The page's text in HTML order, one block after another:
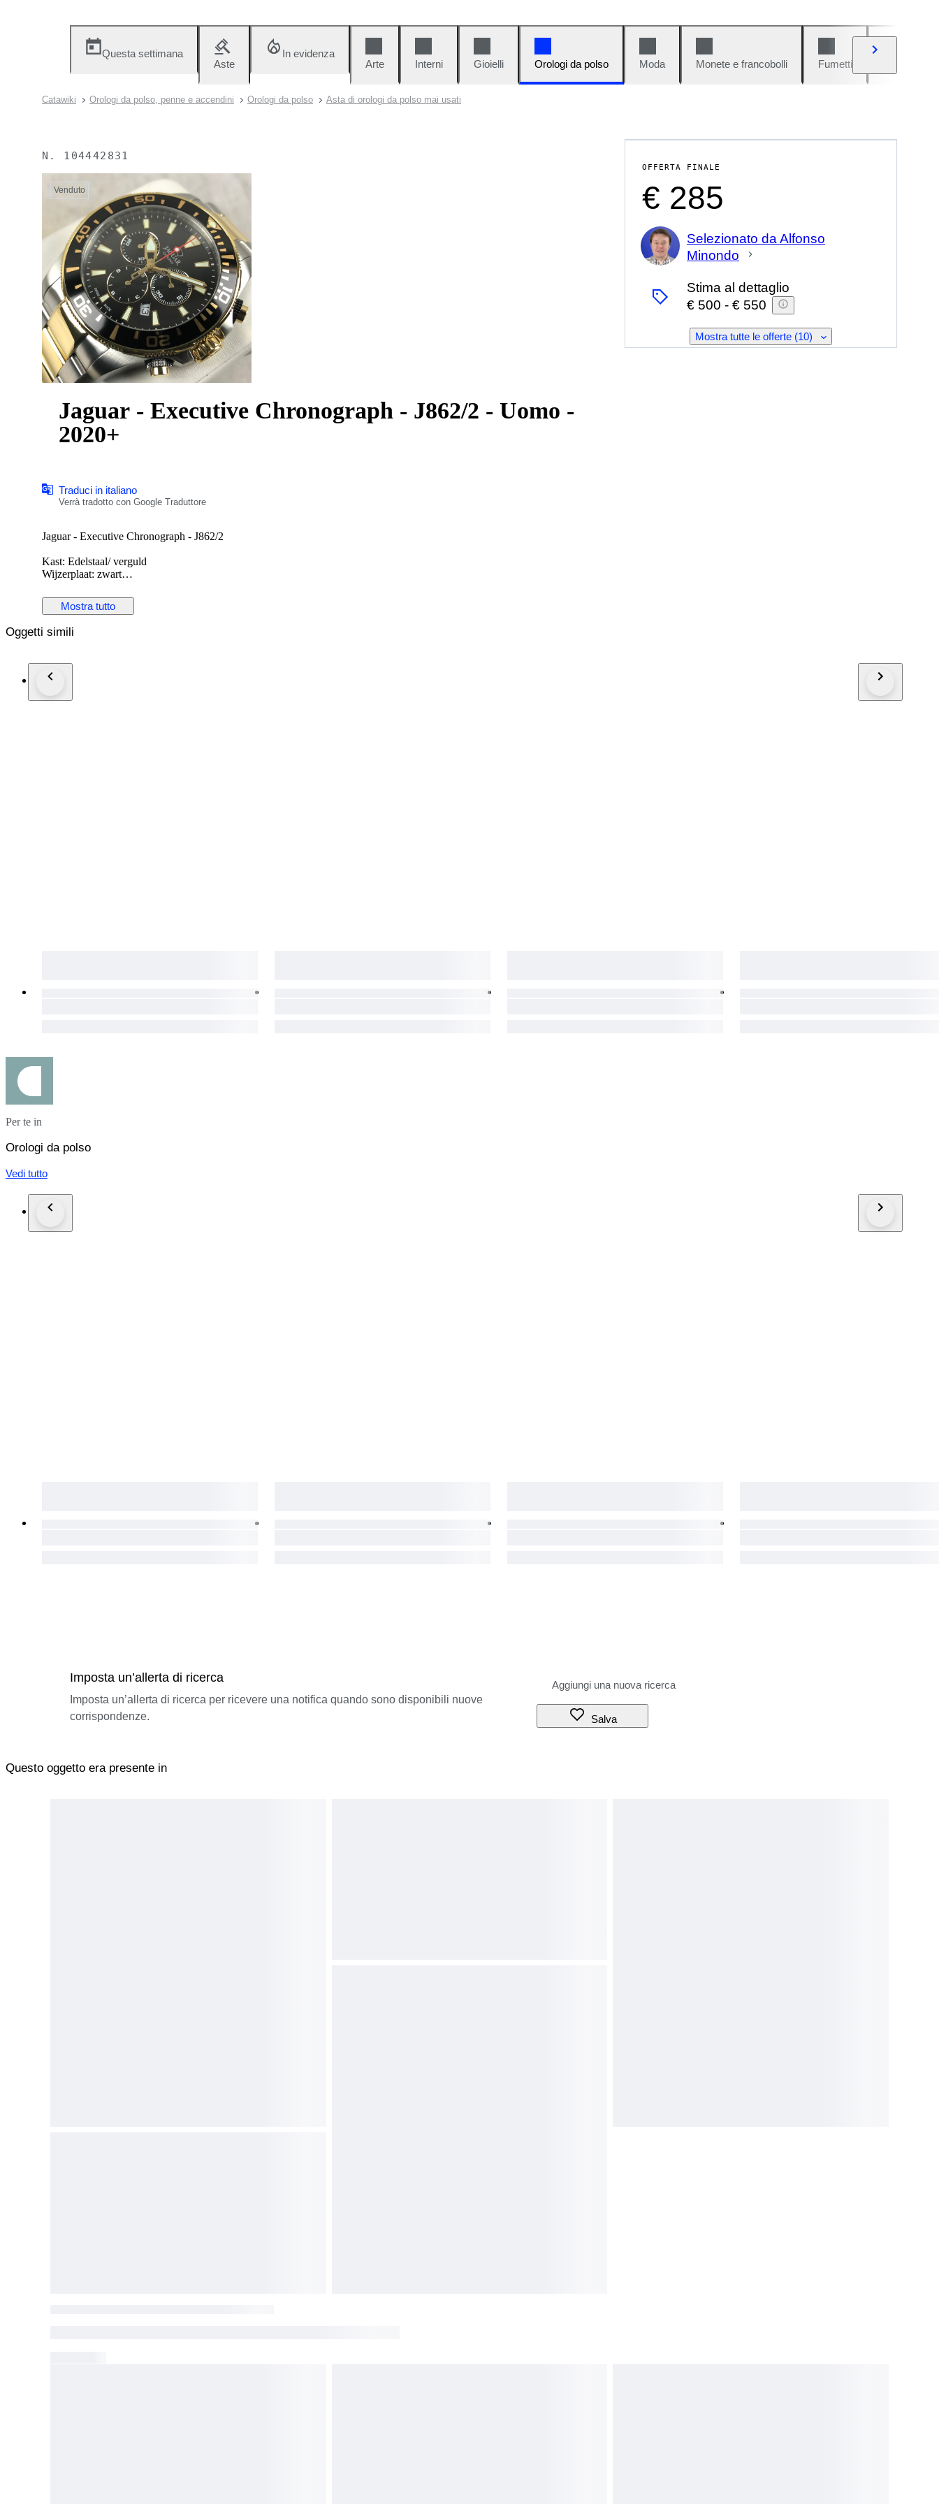
Questa settimana
Aste
In evidenza
Arte
Interni Gioielli Orologi da polso Moda Monete e francobolli Fumetti
Catawiki Orologi da polso, penne e accendini Orologi da polso Asta di orologi da polso mai usati
N. 104442831
Venduto
Jaguar - Executive Chronograph - J862/2 - Uomo -
2020+
Traduci in italiano
Verrà tradotto con Google Traduttore
Jaguar - Executive Chronograph - J862/2
Kast: Edelstaal/ verguld
Wijzerplaat: zwart
Diameter: 43,5 mm zonder kroon
Glas: sapphire crystal
Wristsize: 21 cm
Garantie: 1 jaar "de Horlogemeesters"
Mostra tutto
OFFERTA FINALE
€ 285
Esperto
Selezionato da Alfonso
Minondo
Stima al dettaglio
€ 500 - € 550
Mostra tutte le offerte (10)
Oggetti simili
Per te in
Orologi da polso
Vedi tutto
Imposta un’allerta di ricerca
Imposta un’allerta di ricerca per ricevere una notifica quando sono disponibili nuove
corrispondenze.
Salva
Questo oggetto era presente in